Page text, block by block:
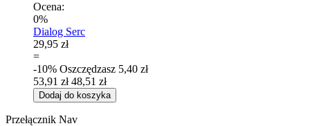
Ocena:
0%
Dialog Serc
29,95 zł
=
-10% Oszczędzasz 5,40 zł
53,91 zł 48,51 zł
Dodaj do koszyka
Przełącznik Nav